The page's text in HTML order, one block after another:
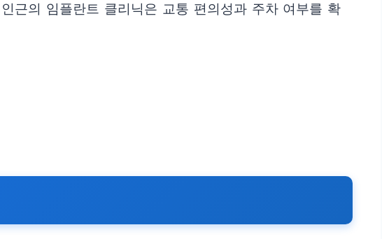
근의 임플란트 클리닉은 교통 편의성과 주차 여부를 확